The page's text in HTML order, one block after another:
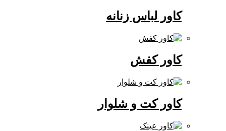
کاور لباس زنانه
کاور کفش
کاور کت و شلوار